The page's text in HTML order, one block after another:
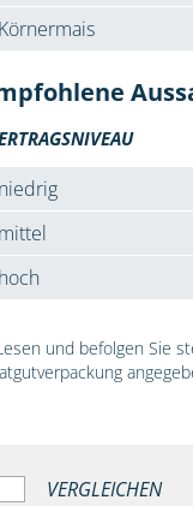
Körnermais
niedrig
mittel
hoch
und befolgen Sie
VERGLEICHEN